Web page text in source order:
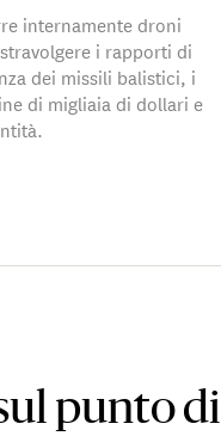
internamente droni
i rapporti di
dei missili balistici, i
di migliaia di dollari e
punto di